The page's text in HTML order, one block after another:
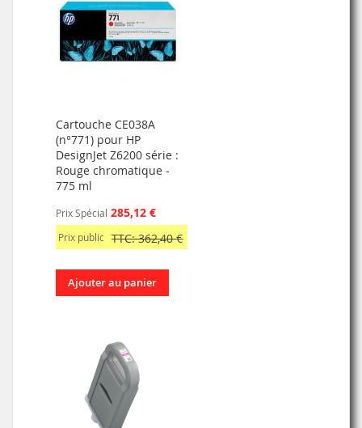
Cartouche CE038A
(n°771) pour HP
DesignJet Z6200 série :
Rouge chromatique -
775 ml
Prix Spécial 285,12 €
Prix public TTC: 362,40 €
Ajouter au panier